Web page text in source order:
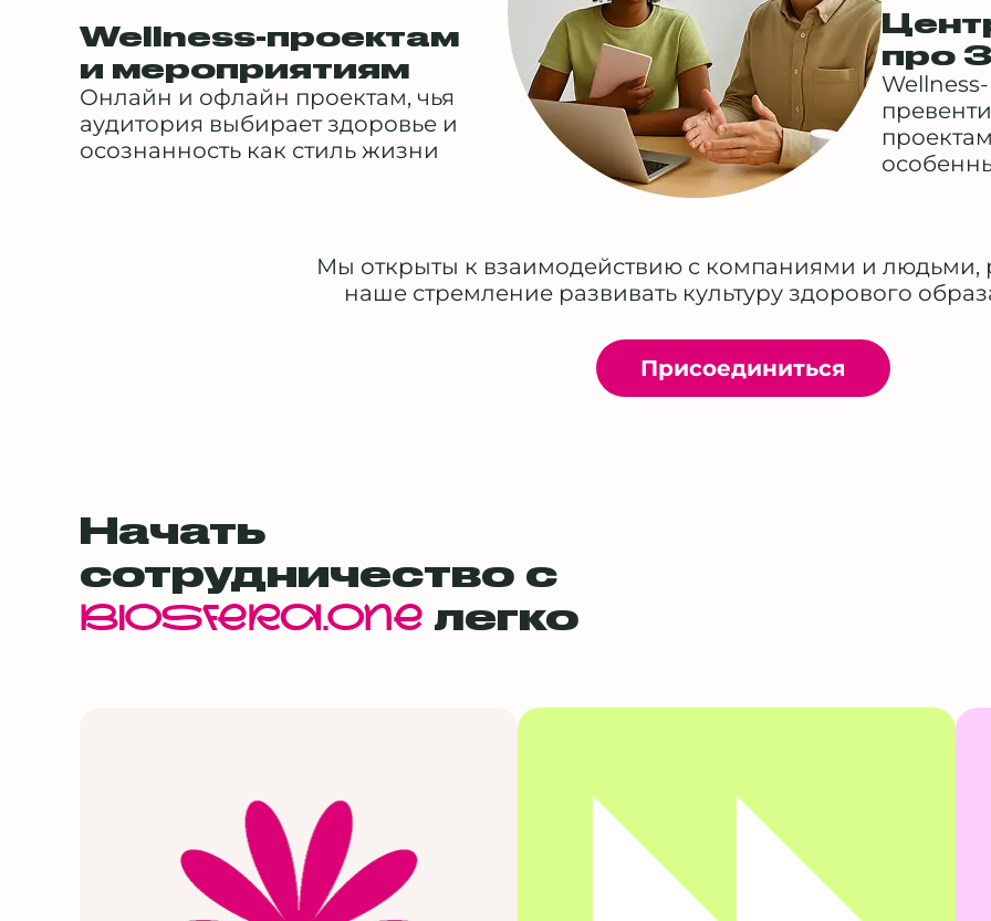
Wellness-проектам
и мероприятиям
Онлайн и офлайн проектам, чья
аудитория выбирает здоровье и
осознанность как стиль жизни
про
Мы открыты к взаимодействию с компаниями и
наше стремление развивать культуру здорового
Присоединиться
Начать
сотрудничество с
BIOSFERA.ONE легко